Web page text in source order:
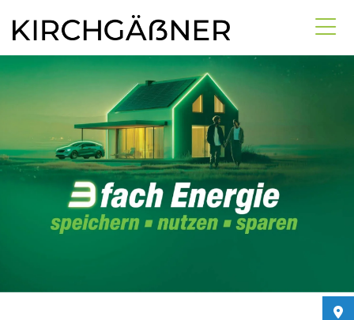
zum
Inhalt